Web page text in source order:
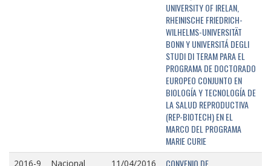
UNIVERSITY OF IRELAN,
RHEINISCHE FRIEDRICH-
WILHELMS-UNIVERSITÄT
BONN Y UNIVERSITÁ DEGLI
STUDI DI TERAM PARA EL
PROGRAMA DE DOCTORADO
EUROPEO CONJUNTO EN
BIOLOGÍA Y TECNOLOGÍA DE
LA SALUD REPRODUCTIVA
(REP-BIOTECH) EN EL
MARCO DEL PROGRAMA
MARIE CURIE
2016-9 Nacional 11/04/2016
CONVENIO DE